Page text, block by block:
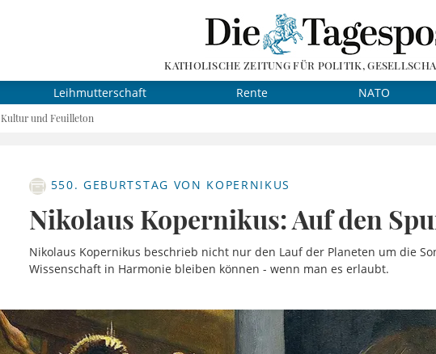
KATHOLISCHE ZEITUNG FÜR POLITIK,
Leihmutterschaft Rente NATO
Kultur und Feuilleton
550. GEBURTSTAG VON KOPERNIKUS
Nikolaus Kopernikus: Auf den
Nikolaus Kopernikus beschrieb nicht nur den Lauf der Planeten um die
Wissenschaft in Harmonie bleiben können - wenn man es erlaubt.